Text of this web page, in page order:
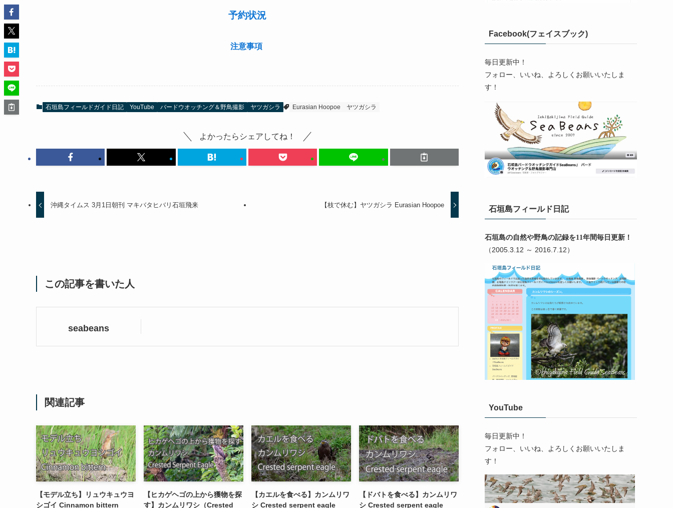
予約状況
注意事項
石垣島フィールドガイド日記 YouTube バードウオッチング＆野鳥撮影 ヤツガシラ Eurasian Hoopoe ヤツガシラ
よかったらシェアしてね！
沖縄タイムス 3月1日朝刊 マキバタヒバリ石垣飛来 【枝で休む】ヤツガシラ Eurasian Hoopoe
この記事を書いた人
seabeans
関連記事
【モデル立ち】リュウキュウヨ
シゴイ Cinnamon bittern
【ヒカゲヘゴの上から獲物を探
す】カンムリワシ（Crested
【カエルを食べる】カンムリワ
シ Crested serpent eagle
【ドバトを食べる】カンムリワ
シ Crested serpent eagle
Facebook(フェイスブック)
毎日更新中！
フォロー、いいね、よろしくお願いいたしま
す！
石垣島フィールド日記
石垣島の自然や野鳥の記録を11年間毎日更新！
（2005.3.12 ～ 2016.7.12）
YouTube
毎日更新中！
フォロー、いいね、よろしくお願いいたしま
す！